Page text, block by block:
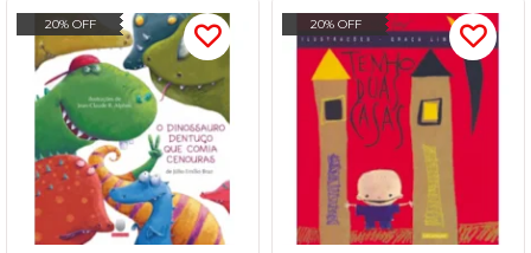
20% OFF 20% OFF